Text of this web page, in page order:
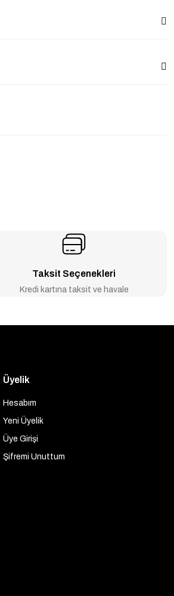
Taksit Seçenekleri
Kredi kartına taksit ve havale
Üyelik
Hesabım
Yeni Üyelik
Üye Girişi
Şifremi Unuttum